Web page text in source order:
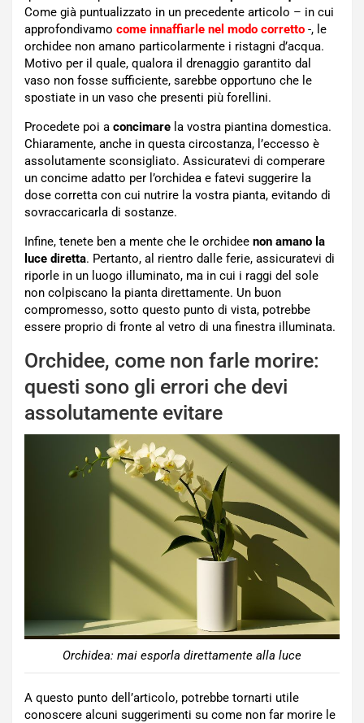
Come già puntualizzato in un precedente articolo – in cui
approfondivamo come innaffiarle nel modo corretto -, le
orchidee non amano particolarmente i ristagni d’acqua.
Motivo per il quale, qualora il drenaggio garantito dal
vaso non fosse sufficiente, sarebbe opportuno che le
spostiate in un vaso che presenti più forellini.
Procedete poi a concimare la vostra piantina domestica.
Chiaramente, anche in questa circostanza, l’eccesso è
assolutamente sconsigliato. Assicuratevi di comperare
un concime adatto per l’orchidea e fatevi suggerire la
dose corretta con cui nutrire la vostra pianta, evitando di
sovraccaricarla di sostanze.
Infine, tenete ben a mente che le orchidee non amano la
luce diretta. Pertanto, al rientro dalle ferie, assicuratevi di
riporle in un luogo illuminato, ma in cui i raggi del sole
non colpiscano la pianta direttamente. Un buon
compromesso, sotto questo punto di vista, potrebbe
essere proprio di fronte al vetro di una finestra illuminata.
Orchidee, come non farle morire:
questi sono gli errori che devi
assolutamente evitare
Orchidea: mai esporla direttamente alla luce
A questo punto dell’articolo, potrebbe tornarti utile
conoscere alcuni suggerimenti su come non far morire le